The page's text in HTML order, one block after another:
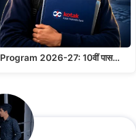
2026-27: 10वीं पास…